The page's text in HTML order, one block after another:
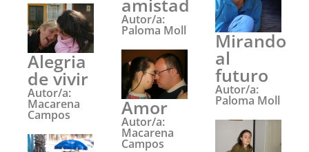
Alegria
de vivir
Autor/a:
Macarena
Campos
Autor/a:
Paloma Moll
Amor
Autor/a:
Macarena
Campos
Mirando
al
futuro
Autor/a:
Paloma Moll